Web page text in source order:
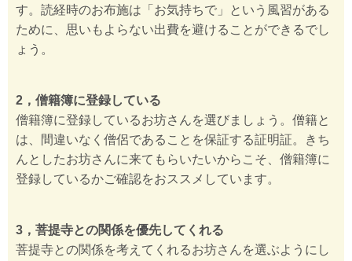
す。読経時のお布施は「お気持ちで」という風習がある
ために、思いもよらない出費を避けることができるでし
ょう。
2，僧籍簿に登録している
僧籍簿に登録しているお坊さんを選びましょう。僧籍と
は、間違いなく僧侶であることを保証する証明証。きち
んとしたお坊さんに来てもらいたいからこそ、僧籍簿に
登録しているかご確認をおススメしています。
3，菩提寺との関係を優先してくれる
菩提寺との関係を考えてくれるお坊さんを選ぶようにし